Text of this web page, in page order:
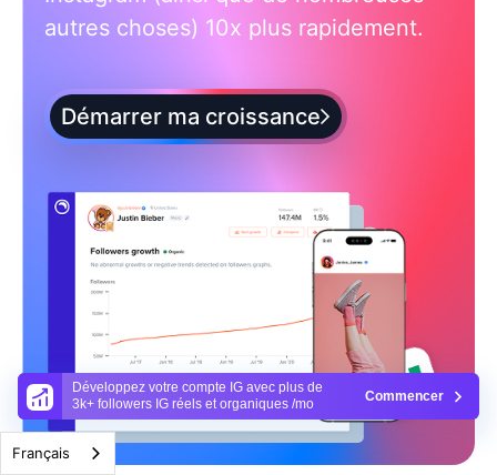
Développez votre compte IG avec plus de
3k+ followers IG réels et organiques /mo
Commencer
autres choses) 10x plus rapidement.
Démarrer ma croissance
Français